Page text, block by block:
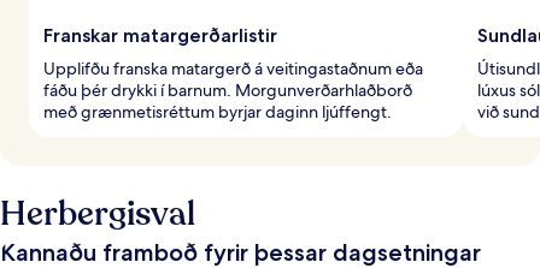
Franskar matargerðarlistir
Upplifðu franska matargerð á veitingastaðnum eða
fáðu þér drykki í barnum. Morgunverðarhlaðborð
með grænmetisréttum byrjar daginn ljúffengt.
lúxus
við
Herbergisval
Kannaðu framboð fyrir þessar dagsetningar